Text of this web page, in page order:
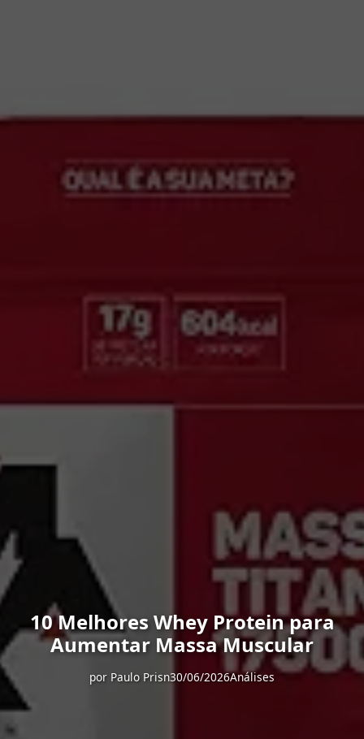
10 Melhores Whey Protein para
Aumentar Massa Muscular
por Paulo Prisn30/06/2026Análises